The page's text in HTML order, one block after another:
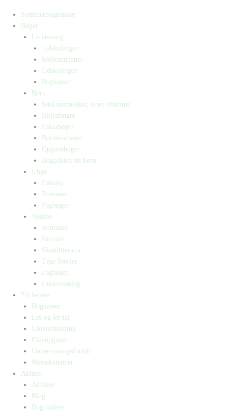
Sommerbogpakker
Bøger
Letlæsning
Indskolingen
Mellemtrinnet
Udskolingen
Bogkasser
Børn
Små mennesker, store drømme
Billedbøger
Faktabøger
Børneromaner
Opgavebøger
Bogpakker til børn
Unge
Fantasy
Romaner
Fagbøger
Voksne
Romance
Krimier
Skønlitteratur
True Stories
Fagbøger
Undervisning
Til lærere
Bogkasser
Lix og let-tal
Universlæsning
Elevopgaver
Undervisningsforløb
Messekalender
Aktuelt
Artikler
Blog
Bogtrailere